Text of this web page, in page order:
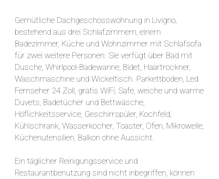
Gemütliche Dachgeschosswohnung in Livigno,
bestehend aus drei Schlafzimmern, einem
Badezimmer, Küche und Wohnzimmer mit Schlafsofa
für zwei weitere Personen. Sie verfügt über Bad mit
Dusche, Whirlpool-Badewanne, Bidet, Haartrockner,
Waschmaschine und Wickeltisch. Parkettboden, Led
Fernseher 24 Zoll, gratis WiFi, Safe, weiche und warme
Duvets, Badetücher und Bettwäsche,
Höflichkeitsservice, Geschirrspüler, Kochfeld,
Kühlschrank, Wasserkocher, Toaster, Ofen, Mikrowelle,
Küchenutensilien, Balkon ohne Aussicht.
Ein täglicher Reinigungsservice und
Restaurantbenutzung sind nicht inbegriffen, können